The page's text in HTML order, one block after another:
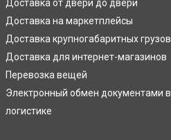
Доставка от двери до двери
Доставка на маркетплейсы
Доставка крупногабаритных грузов
Доставка для интернет-магазинов
Перевозка вещей
Электронный обмен документами в
логистике